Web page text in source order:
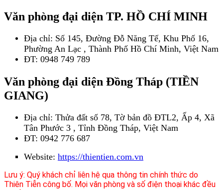
Văn phòng đại diện TP. HỒ CHÍ MINH
Địa chỉ: Số 145, Đường Đỗ Năng Tế, Khu Phố 16,
Phường An Lạc , Thành Phố Hồ Chí Minh, Việt Nam
ĐT: 0948 749 789
Văn phòng đại diện Đồng Tháp (TIỀN
GIANG)
Địa chỉ: Thửa đất số 78, Tờ bản đồ ĐTL2, Ấp 4, Xã
Tân Phước 3 , Tỉnh Đồng Tháp, Việt Nam
ĐT: 0942 776 687
Website: https://thientien.com.vn
Lưu ý: Quý khách chỉ liên hệ qua thông tin chính thức do
Thiên Tiễn công bố. Mọi văn phòng và số điện thoại khác đều